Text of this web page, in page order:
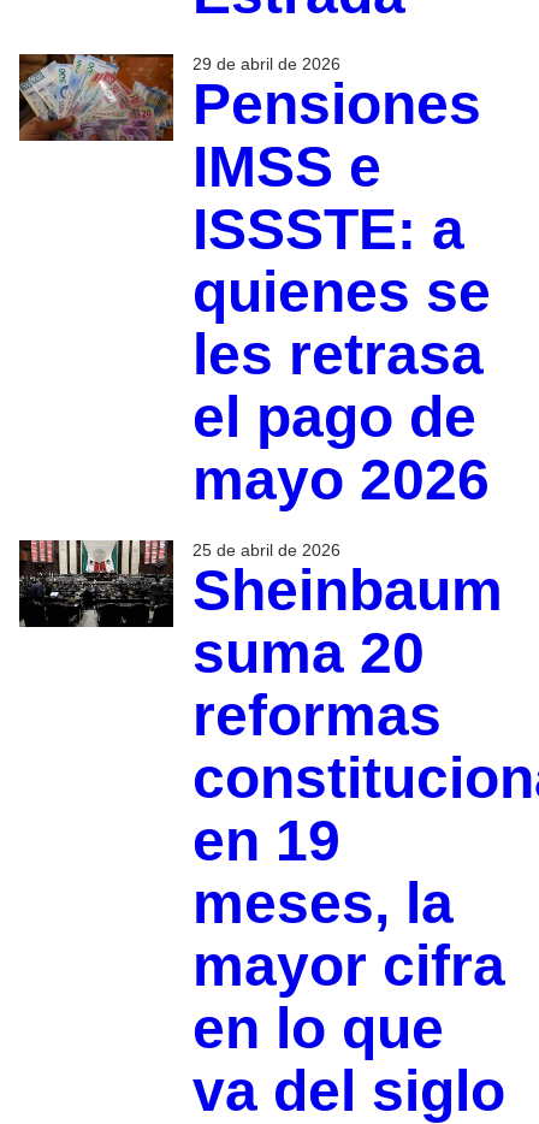
29 de abril de 2026
Pensiones
IMSS e
ISSSTE: a
quienes se
les retrasa
el pago de
mayo 2026
25 de abril de 2026
Sheinbaum
suma 20
reformas
en 19
meses, la
mayor cifra
en lo que
va del siglo